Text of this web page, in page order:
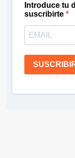
Introduce tu
suscribirte